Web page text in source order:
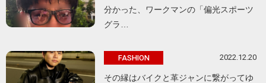
分かった、ワークマンの「偏光スポーツ
グラ…
FASHION 2022.12.20
その縁はバイクと革ジャンに繋がってゆ